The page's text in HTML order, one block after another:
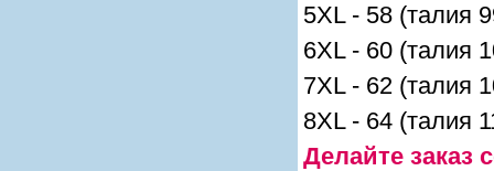
5XL - 58 (талия
6XL - 60 (талия
7XL - 62 (талия
8XL - 64 (талия
Делайте заказ